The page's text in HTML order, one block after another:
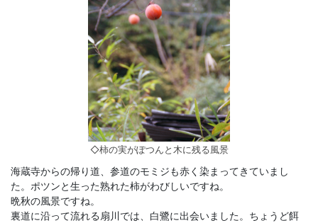
◇柿の実がぽつんと木に残る風景
海蔵寺からの帰り道、参道のモミジも赤く染まってきていまし
た。ポツンと生った熟れた柿がわびしいですね。
晩秋の風景ですね。
裏道に沿って流れる扇川では、白鷺に出会いました。ちょうど餌